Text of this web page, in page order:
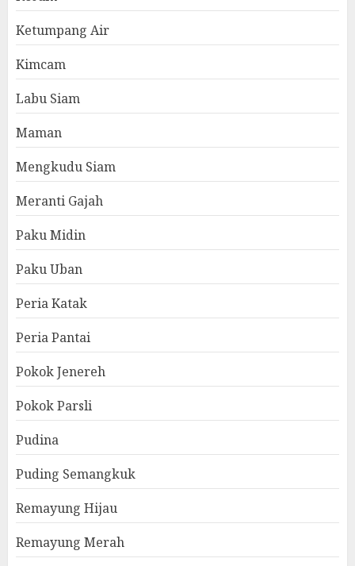
Ketumpang Air
Kimcam
Labu Siam
Maman
Mengkudu Siam
Meranti Gajah
Paku Midin
Paku Uban
Peria Katak
Peria Pantai
Pokok Jenereh
Pokok Parsli
Pudina
Puding Semangkuk
Remayung Hijau
Remayung Merah